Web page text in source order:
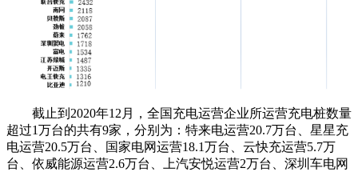
截止到2020年12月，全国充电运营企业所运营充电桩数量
超过1万台的共有9家，分别为：特来电运营20.7万台、星星充
电运营20.5万台、国家电网运营18.1万台、云快充运营5.7万
台、依威能源运营2.6万台、上汽安悦运营2万台、深圳车电网